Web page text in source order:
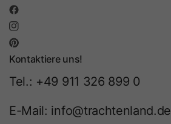
Kontaktiere uns!
Tel.: +49 911 326 899 0
E-Mail: info@trachtenland.de